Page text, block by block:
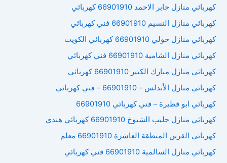
كهربائي منازل جابر الاحمد 66901910 كهربائي
كهربائي منازل النسيم 66901910 فني كهربائي
كهربائي منازل حولي 66901910 كهربائي الكويت
كهربائي منازل الشامية 66901910 فني كهربائي
كهربائي منازل مبارك الكبير 66901910 كهربائي
كهربائي منازل الأندلس – 66901910 – فني كهربائي
كهربائي ابو فطيرة – فني كهربائي 66901910
كهربائي منازل جليب الشيوخ 66901910 كهربائي هندي
كهربائي القرين المنطقة العاشرة 66901910 معلم
كهربائي منازل السالمية 66901910 فني كهربائي